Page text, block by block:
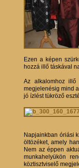
Ezen a képen
hozzá illő táskával
Az alkalomhoz illő
megjelenésig mind
jó ízlést tükröző
Napjainkban óriási
öltözéket, amely
Nem az éppen
munkahelyükön
köztisztviselő